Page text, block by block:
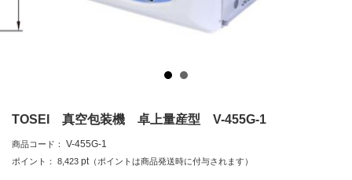
TOSEI 真空包装機 卓上量産型 V-455G-1
商品コード： V-455G-1
ポイント： 8,423 pt （ポイントは商品発送時に付与されます）